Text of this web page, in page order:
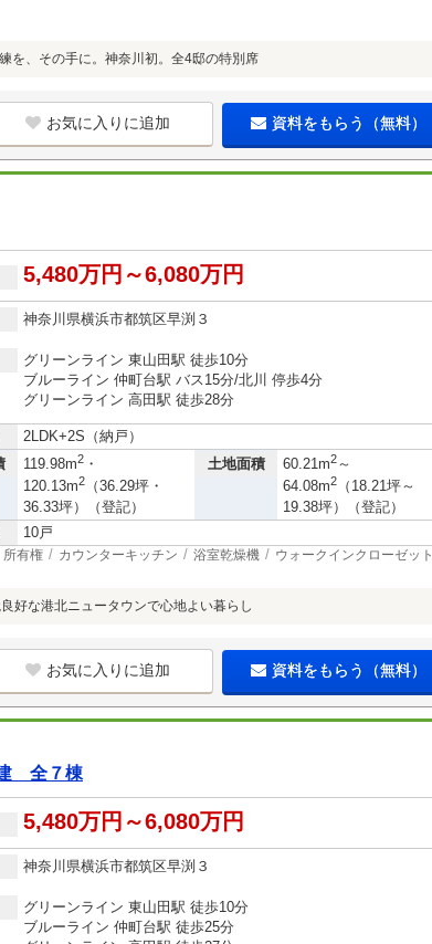
を、その手に。神奈川初。全4邸の特別席
お気に入りに追加 資料をもらう（無料）
5,480万円～6,080万円
神奈川県横浜市都筑区早渕３
グリーンライン 東山田駅 徒歩10分
ブルーライン 仲町台駅 バス15分/北川 停歩4分
グリーンライン 高田駅 徒歩28分
2LDK+2S（納戸）
119.98m2 ・
120.13m2
（36.29坪・
36.33坪）（登記）
土地面積 60.21m2～
64.08m2
（18.21坪～
19.38坪）（登記）
10戸
所有権 カウンターキッチン 浴室乾燥機 ウォークインクローゼット
好な港北ニュータウンで心地よい暮らし
お気に入りに追加 資料をもらう（無料）
全７棟
5,480万円～6,080万円
神奈川県横浜市都筑区早渕３
グリーンライン 東山田駅 徒歩10分
ブルーライン 仲町台駅 徒歩25分